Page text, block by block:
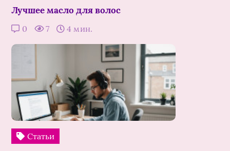
Лучшее масло для волос
0 7 4 мин.
Статьи